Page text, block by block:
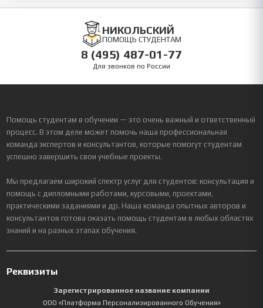
НИКОЛЬСКИЙ
ПОМОЩЬ СТУДЕНТАМ
8 (495) 487-01-77
Для звонков по России
Помощь студентам в обучении — это очень важный и ответственный
процесс. В этом деле может помочь наша профессиональная
команда экспертов и консультантов, которые помогут студентам
успешно завершить свои учебные проекты.
Мы предлагаем широкий спектр услуг для студентов: консультация и
помощь с дипломными работами, курсовыми, проектами,
практическими заданиями и др. Наша команда опытных авторов и
консультантов готова оказать помощь студентам в любых областях
знаний и на разных этапах обучения.
Реквизиты
Зарегистрированное название компании
ООО «Платформа Персонализированного Обучения»